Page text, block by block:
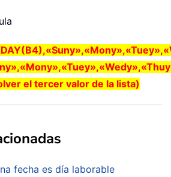
el tercer valor de la lista)
fecha es día laborable